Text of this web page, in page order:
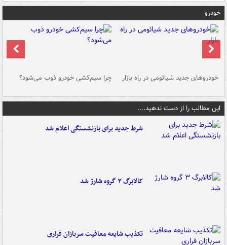
خودرو
خودروهای جدید شیائومی در راه بازار چرا سیم‌کشی خودرو ذوب می‌شود؟
این مطالب را از دست ندهید....
شرط جدید برای بازنشستگی اعلام شد
کالابرگ ۳ گروه شارژ شد
تکذیب شایعه معافیت سربازان فراری